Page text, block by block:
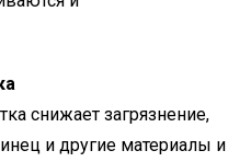
снижает загрязнение,
и другие материалы и